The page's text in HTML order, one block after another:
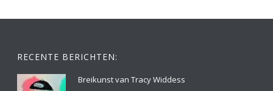
RECENTE BERICHTEN:
Breikunst van Tracy Widdess